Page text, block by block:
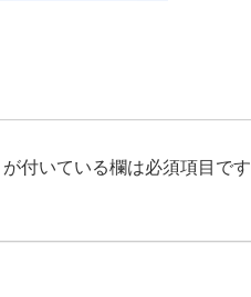
が付いている欄は必須項目です